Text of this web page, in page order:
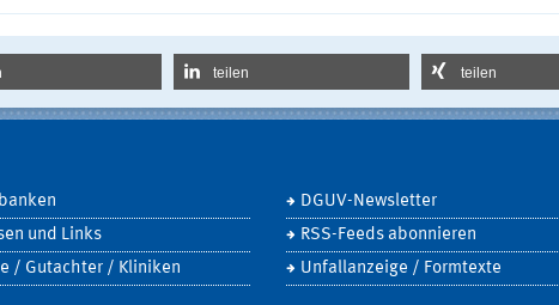
teilen teilen
und Links
/ Gutachter / Kliniken
DGUV-Newsletter
RSS-Feeds abonnieren
Unfallanzeige / Formtexte